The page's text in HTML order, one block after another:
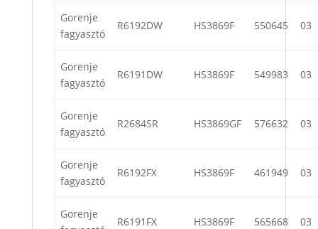
Gorenje
fagyasztó
R6192DW HS3869F 550645 03
Gorenje
fagyasztó
R6191DW HS3869F 549983 03
Gorenje
fagyasztó
R2684SR HS3869GF 576632 03
Gorenje
fagyasztó
R6192FX HS3869F 461949 03
Gorenje
R6191FX HS3869F 565668 03